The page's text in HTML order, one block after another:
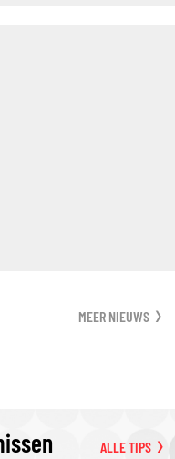
MEER NIEUWS
ALLE TIPS